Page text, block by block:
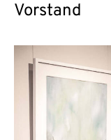
Vorstand